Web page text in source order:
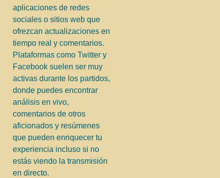
aplicaciones de redes
sociales o sitios web que
ofrezcan actualizaciones en
tiempo real y comentarios.
Plataformas como Twitter y
Facebook suelen ser muy
activas durante los partidos,
donde puedes encontrar
análisis en vivo,
comentarios de otros
aficionados y resúmenes
que pueden enriquecer tu
experiencia incluso si no
estás viendo la transmisión
en directo.